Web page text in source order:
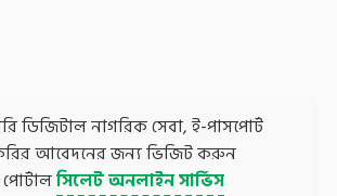
ডিজিটাল নাগরিক সেবা, ই-পাসপোর্ট
আবেদনের জন্য ভিজিট করুন
সিলেট অনলাইন সার্ভিস